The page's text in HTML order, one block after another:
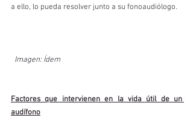
a ello, lo pueda resolver junto a su fonoaudiólogo.
  Imagen: Ídem
Factores que intervienen en la vida útil de un
audífono